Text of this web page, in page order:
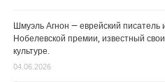
Шмуэль Агнон — еврейский писатель
Нобелевской премии, известный
культуре.
04.06.2026